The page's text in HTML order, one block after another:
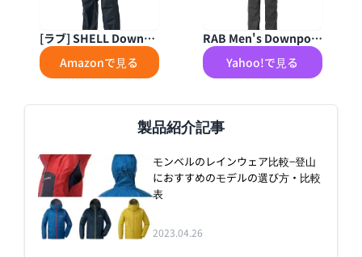
[ラブ] SHELL Downpo
ur Plus Pants メンズ B
lack UK S (日本サイズ
Amazonで見る
RAB Men's Downpou
r Plus 2.0 Pants Water
proof Breathable Rai
d Trekking - Black - XX
-Large/32 Inseam
Yahoo!で見る
製品紹介記事
モンベルのレインウェア比較−登山
におすすめのモデルの選び方・比較
表
2023.04.26